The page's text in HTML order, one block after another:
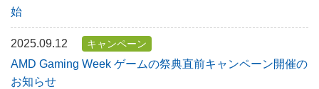
始
2025.09.12 キャンペーン
AMD Gaming Week ゲームの祭典直前キャンペーン開催の
お知らせ